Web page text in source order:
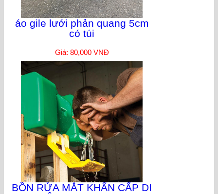
áo gile lưới phản quang 5cm
có túi
Giá: 80,000 VNĐ
BỒN RỬA MẮT KHẨN CẤP DI